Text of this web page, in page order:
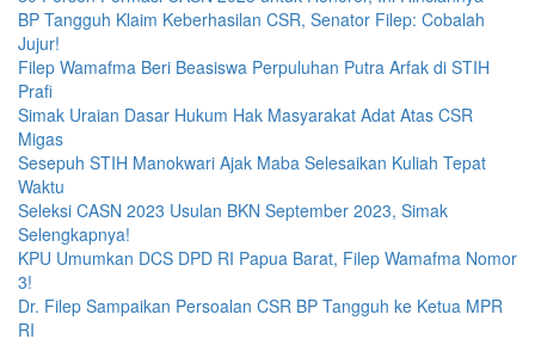
BP Tangguh Klaim Keberhasilan CSR, Senator Filep: Cobalah
Jujur!
Filep Wamafma Beri Beasiswa Perpuluhan Putra Arfak di STIH
Prafi
Simak Uraian Dasar Hukum Hak Masyarakat Adat Atas CSR
Migas
Sesepuh STIH Manokwari Ajak Maba Selesaikan Kuliah Tepat
Waktu
Seleksi CASN 2023 Usulan BKN September 2023, Simak
Selengkapnya!
KPU Umumkan DCS DPD RI Papua Barat, Filep Wamafma Nomor
3!
Dr. Filep Sampaikan Persoalan CSR BP Tangguh ke Ketua MPR
RI